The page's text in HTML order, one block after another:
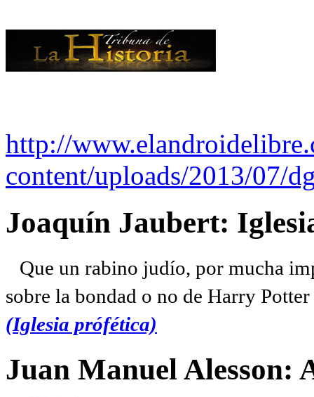
http://
content/uploads/2013/07/
Joaquín Jaubert:
Que un rabino judío, por mucha
sobre la bondad o no de Harry
(Iglesia prófética)
Juan Manuel Alesson: